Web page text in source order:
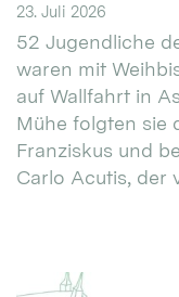
23. Juli 2026
52 Jugendliche
waren mit
auf Wallfahrt in
Mühe folgten sie
Franziskus und
Carlo Acutis, der